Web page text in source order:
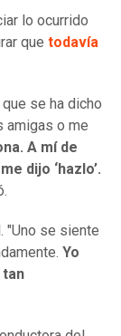
lo ocurrido
que todavía
se ha dicho
amigas o me
A mí de
dijo ‘hazlo’.
"Uno se siente
Yo
tan